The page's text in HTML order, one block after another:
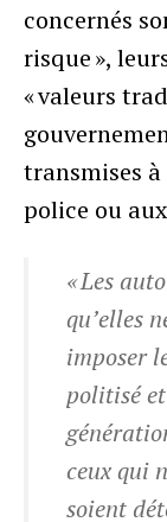
concernés
risque »,
« valeurs
transmises
police ou
« Les
qu’elles
imposer
politisé
ceux qui
soient